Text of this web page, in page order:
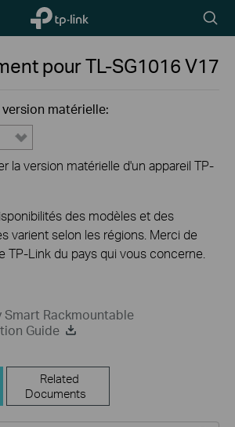
TP-Link,
Reliably
icon
pourTL-SG1016V17
matérielle:
la version matérielle d'un appareil TP-
des modèles et des
varient selon les régions. Merci de
TP-Link du pays qui vous concerne.
Smart Rackmountable
Guide
Related
Documents